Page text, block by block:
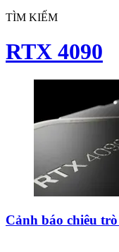
TÌM KIẾM
RTX 4090
Cảnh báo chiêu